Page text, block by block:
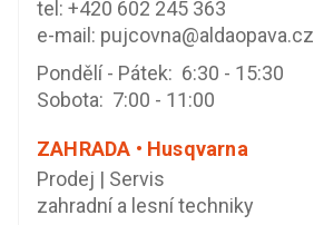
tel: +420 602 245 363
e-mail: pujcovna@aldaopava.cz
Pondělí - Pátek: 6:30 - 15:30
Sobota: 7:00 - 11:00
ZAHRADA • Husqvarna
Prodej | Servis
zahradní a lesní techniky